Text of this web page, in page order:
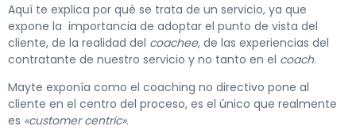
Aquí te explica por qué se trata de un servicio, ya que
expone la importancia de adoptar el punto de vista del
cliente, de la realidad del coachee, de las experiencias del
contratante de nuestro servicio y no tanto en el coach.
Mayte exponía como el coaching no directivo pone al
cliente en el centro del proceso, es el único que realmente
es «customer centric».